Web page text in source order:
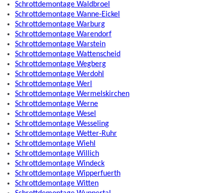
Schrottdemontage Waldbroel
Schrottdemontage Wanne-Eickel
Schrottdemontage Warburg
Schrottdemontage Warendorf
Schrottdemontage Warstein
Schrottdemontage Wattenscheid
Schrottdemontage Wegberg
Schrottdemontage Werdohl
Schrottdemontage Werl
Schrottdemontage Wermelskirchen
Schrottdemontage Werne
Schrottdemontage Wesel
Schrottdemontage Wesseling
Schrottdemontage Wetter-Ruhr
Schrottdemontage Wiehl
Schrottdemontage Willich
Schrottdemontage Windeck
Schrottdemontage Wipperfuerth
Schrottdemontage Witten